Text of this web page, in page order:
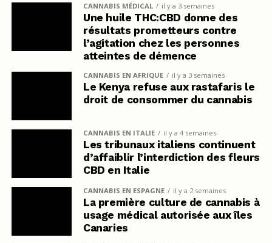
CANNABIS MÉDICAL il y a 3 semaines
Une huile THC:CBD donne des
résultats prometteurs contre
l’agitation chez les personnes
atteintes de démence
CANNABIS EN AFRIQUE il y a 3 semaines
Le Kenya refuse aux rastafaris le
droit de consommer du cannabis
CANNABIS EN ITALIE il y a 4 semaines
Les tribunaux italiens continuent
d’affaiblir l’interdiction des fleurs
CBD en Italie
CANNABIS EN ESPAGNE il y a 2 semaines
La première culture de cannabis à
usage médical autorisée aux îles
Canaries